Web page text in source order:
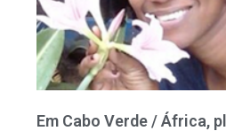
Em Cabo Verde / África,